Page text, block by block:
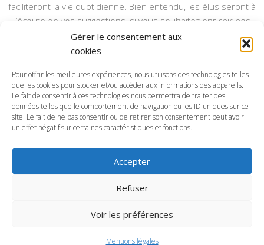
Gérer le consentement aux
cookies
Pour offrir les meilleures expériences, nous utilisons des technologies telles
que les cookies pour stocker et/ou accéder aux informations des appareils.
Le fait de consentir à ces technologies nous permettra de traiter des
données telles que le comportement de navigation ou les ID uniques sur ce
site. Le fait de ne pas consentir ou de retirer son consentement peut avoir
un effet négatif sur certaines caractéristiques et fonctions.
Accepter
Refuser
Voir les préférences
Mentions légales
faciliteront la vie quotidienne. Bien entendu, les élus seront à
l’écoute de vos suggestions, si vous souhaitez enrichir nos
rubriques ou nos informations.
Ce type de communication vient en complément du bulletin
annuel, nous le ferons vivre et il sera actualisé pour mieux vous
informer.
Bonne visite à toutes et à tous.
Commune d'Anctoville-sur-Boscq © 2026. Tous droits